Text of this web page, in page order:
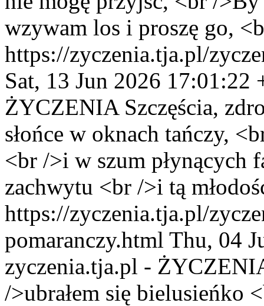
wzywam los i proszę go,
https://zyczenia.tja.pl/
Sat, 13 Jun 2026 17:01:22
ŻYCZENIA Szczęścia,
słońce w oknach tańczy,
<br />i w szum płynących
zachwytu <br />i tą
https://zyczenia.tja.pl/
pomaranczy.html Thu, 04
zyczenia.tja.pl -
/>ubrałem się bielusieńko